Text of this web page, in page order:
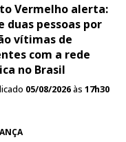
Vermelho alerta:
duas pessoas por
vítimas de
com a rede
no Brasil
05/08/2026às 17h30